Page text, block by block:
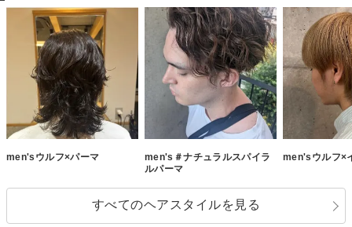
men'sウルフ×パーマ
men's＃ナチュラルスパイラ
ルパーマ
men'sウルフ×
すべてのヘアスタイルを見る